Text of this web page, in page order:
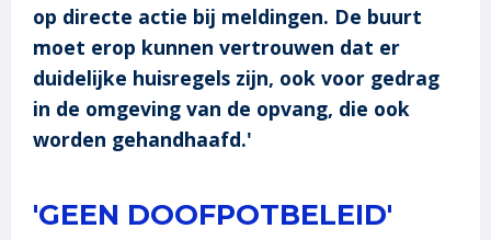
op directe actie bij meldingen. De buurt
moet erop kunnen vertrouwen dat er
duidelijke huisregels zijn, ook voor gedrag
in de omgeving van de opvang, die ook
worden gehandhaafd.'
'GEEN DOOFPOTBELEID'